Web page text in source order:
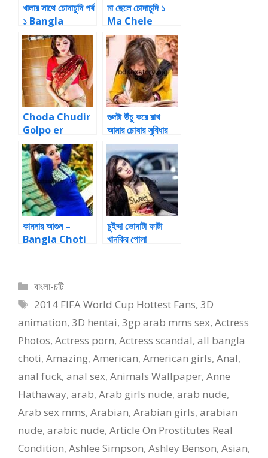
খালার সাথে চোদাচুদি পর্ব
১ Bangla
Choda Story
মা ছেলে চোদাচুদি ১
Ma Chele
Bangla Choti
Story
Choda Chudir
Golpo er
Vubone Ek
New Golpo নুনু
নুনু খেলা |Bangla
Choti And
Tamil love-
making of
bangla sex
story
গুদটা উঁচু করে রাখ
আমার চোষার সুবিধার
কামনার আগুন –
Bangla Choti
চুইদ্দা ভোদাটা ফাটা
খানকির পোলা
Categories
বাংলা-চটি
Tags
2014 FIFA World Cup Hottest Fans,3D
animation, 3D hentai, 3gp arab mms sex, Actress
Photos, Actress porn, Actress scandal, all bangla
choti, Amazing, American, American girls, Anal,
anal fuck, anal sex, Animals Wallpaper, Anne
Hathaway, arab, Arab girls nude, arab nude,
Arab sex mms, Arabian, Arabian girls, arabian
nude, arabic nude, Article On Prostitutes Real
Condition, Ashlee Simpson, Ashley Benson, Asian,